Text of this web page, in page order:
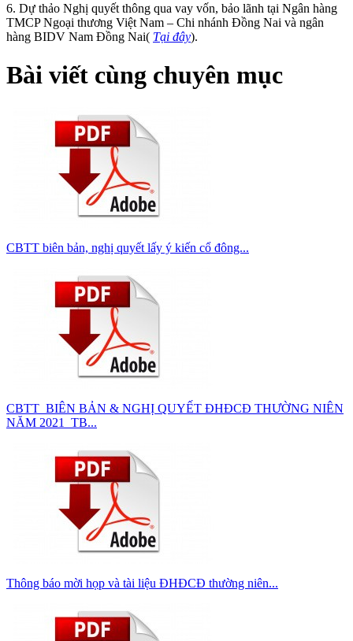
6. Dự thảo Nghị quyết thông qua vay vốn, bảo lãnh tại Ngân hàng
TMCP Ngoại thương Việt Nam – Chi nhánh Đồng Nai và ngân
hàng BIDV Nam Đồng Nai( Tại đây).
Bài viết cùng chuyên mục
CBTT biên bản, nghị quyết lấy ý kiến cổ đông...
CBTT_BIÊN BẢN & NGHỊ QUYẾT ĐHĐCĐ THƯỜNG NIÊN
NĂM 2021_TB...
Thông báo mời họp và tài liệu ĐHĐCĐ thường niên...